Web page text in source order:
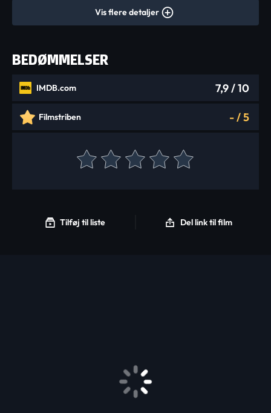
Vis flere detaljer
BEDØMMELSER
IMDB.com 7,9/ 10
Filmstriben -/5
Tilføj til liste Del link til film